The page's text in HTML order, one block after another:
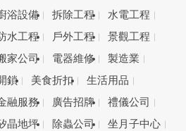
浴設備 拆除工程
水電工程
水工程 戶外工程
景觀工程
家公司 電器維修
製造業
鎖 美食折扣
生活用品
融服務 廣告招牌
禮儀公司
晶地坪 除蟲公司
坐月子中心